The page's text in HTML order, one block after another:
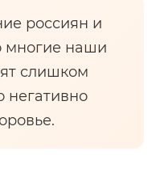
россиян и
многие наши
слишком
негативно